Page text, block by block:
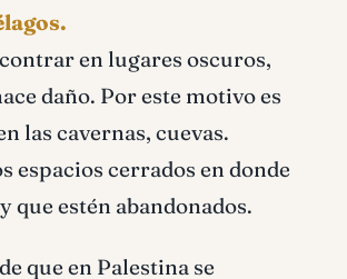
en lugares oscuros,
daño. Por este motivo es
las cavernas, cuevas.
espacios cerrados en donde
que estén abandonados.
que en Palestina se